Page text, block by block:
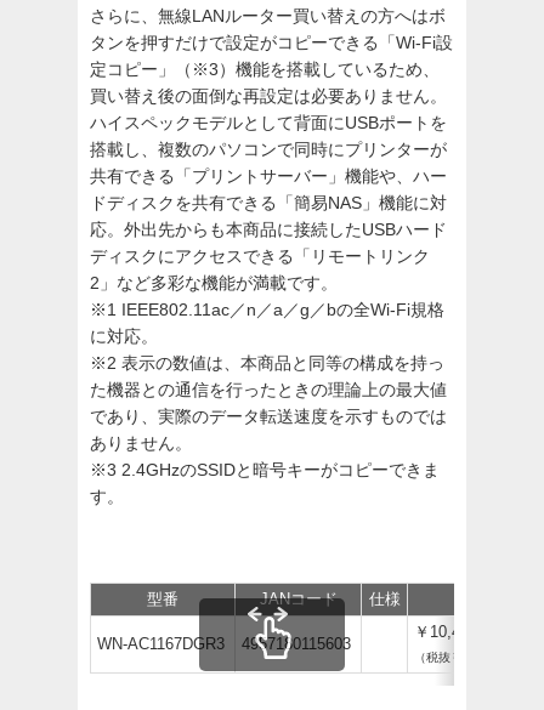
さらに、無線LANルーター買い替えの方へはボ
タンを押すだけで設定がコピーできる「Wi-Fi設
定コピー」（※3）機能を搭載しているため、
買い替え後の面倒な再設定は必要ありません。
ハイスペックモデルとして背面にUSBポートを
搭載し、複数のパソコンで同時にプリンターが
共有できる「プリントサーバー」機能や、ハー
ドディスクを共有できる「簡易NAS」機能に対
応。外出先からも本商品に接続したUSBハード
ディスクにアクセスできる「リモートリンク
2」など多彩な機能が満載です。
※1 IEEE802.11ac／n／a／g／bの全Wi-Fi規格
に対応。
※2 表示の数値は、本商品と同等の構成を持っ
た機器との通信を行ったときの理論上の最大値
であり、実際のデータ転送速度を示すものでは
ありません。
※3 2.4GHzのSSIDと暗号キーがコピーできま
す。
型番 JANコード 仕様
WN-AC1167DGR3 4957180115603
￥10,450
（税抜￥9,500）